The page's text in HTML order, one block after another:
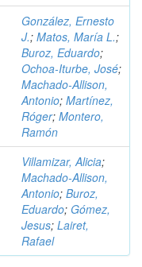
González, Ernesto
J.; Matos, María L.;
Buroz, Eduardo;
Ochoa-Iturbe, José;
Machado-Allison,
Antonio; Martínez,
Róger; Montero,
Ramón
Villamizar, Alicia;
Machado-Allison,
Antonio; Buroz,
Eduardo; Gómez,
Jesus; Lairet,
Rafael